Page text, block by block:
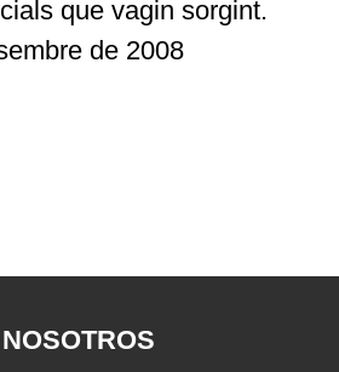
que vagin sorgint.
de 2008